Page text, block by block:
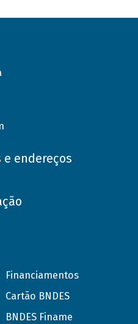
endereços
Financiamentos
Cartão BNDES
BNDES Finame